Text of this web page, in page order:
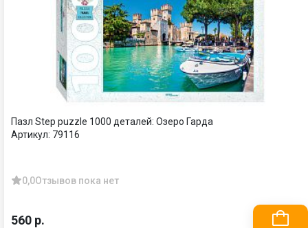
Пазл Step puzzle 1000 деталей: Озеро Гарда
Артикул: 79116
0,0Отзывов пока нет
560 р.